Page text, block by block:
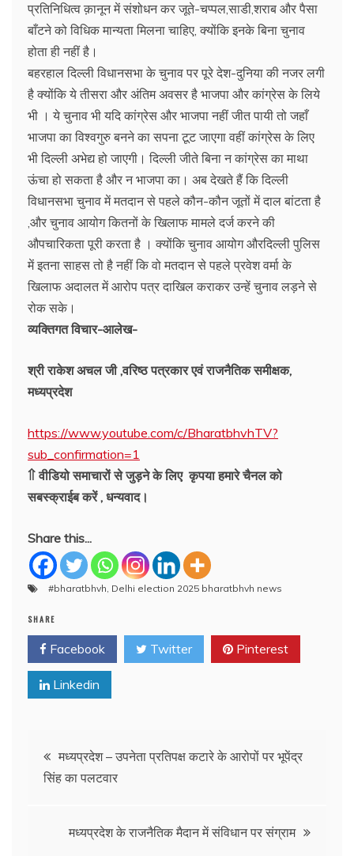
प्रतिनिधित्व क़ानून में संशोधन कर जूते-चप्पल,साडी,शराब और पैसा
बाँटने को विधिक मान्यता मिलना चाहिए, क्योंकि इनके बिना चुनाव
होता ही नहीं है।
बहरहाल दिल्ली विधानसभा के चुनाव पर पूरे देश-दुनिया की नजर लगी
है क्योंकि ये तीसरा और अंतिम अवसर है भाजपा और कांग्रेस के लिये
भी । ये चुनाव भी यदि कांग्रेस और भाजपा नहीं जीत पायी तो जहाँ
भाजपा का विश्वगुरु बनने का सपना टूट जाएगा वहीं कांग्रेस के लिए
भी दिल्ली अभेद्य हो जाएगी। दिल्ली जीते बिना न कांग्रेस का माथा
ऊंचा हो सकता है और न भाजपा का। अब देखते हैं कि दिल्ली
विधानसभा चुनाव में मतदान से पहले कौन-कौन जूतों में दाल बांटता है
,और चुनाव आयोग कितनों के खिलाफ मामले दर्ज करने की
औपचारिकता पूरी करता है । क्योंकि चुनाव आयोग औरदिल्ली पुलिस
में इतना साहस तो है नहीं कि वो मतदान से पहले प्रवेश वर्मा के
खिलाफ अदालत में आरोप पत्र दाखिल कराकर उन्हें चुनाव लड़ने से
रोक सके।
व्यक्तिगत विचार-आलेख-
श्री राकेश अचल जी ,वरिष्ठ पत्रकार एवं राजनैतिक समीक्षक,
मध्यप्रदेश
https://www.youtube.com/c/BharatbhvhTV?
sub_confirmation=1
⇑ वीडियो समाचारों से जुड़ने के लिए कृपया हमारे चैनल को
सबस्क्राईब करें , धन्यवाद।
Share this...
#bharatbhvh, Delhi election 2025 bharatbhvh news
SHARE
Facebook Twitter Pinterest
Linkedin
Post
navigation
मध्यप्रदेश – उपनेता प्रतिपक्ष कटारे के आरोपों पर भूपेंद्र
सिंह का पलटवार
मध्यप्रदेश के राजनैतिक मैदान में संविधान पर संग्राम